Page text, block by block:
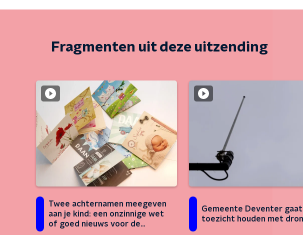
Fragmenten uit deze uitzending
Twee achternamen meegeven
aan je kind: een onzinnige wet
of goed nieuws voor de
Gemeente Deventer gaat
toezicht houden met